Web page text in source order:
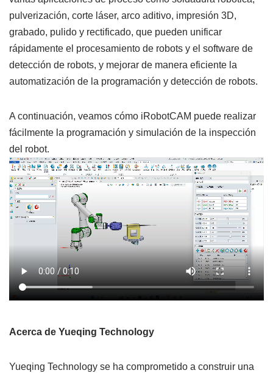
pulverización, corte láser, arco aditivo, impresión 3D,
grabado, pulido y rectificado, que pueden unificar
rápidamente el procesamiento de robots y el software de
detección de robots, y mejorar de manera eficiente la
automatización de la programación y detección de robots.
A continuación, veamos cómo iRobotCAM puede realizar
fácilmente la programación y simulación de la inspección
del robot.
Acerca de Yueqing Technology
Yueqing Technology se ha comprometido a construir una